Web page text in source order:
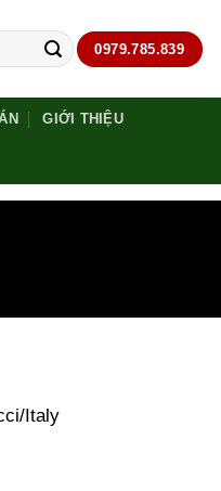
0979.785.839
GIỚI THIỆU
Italy